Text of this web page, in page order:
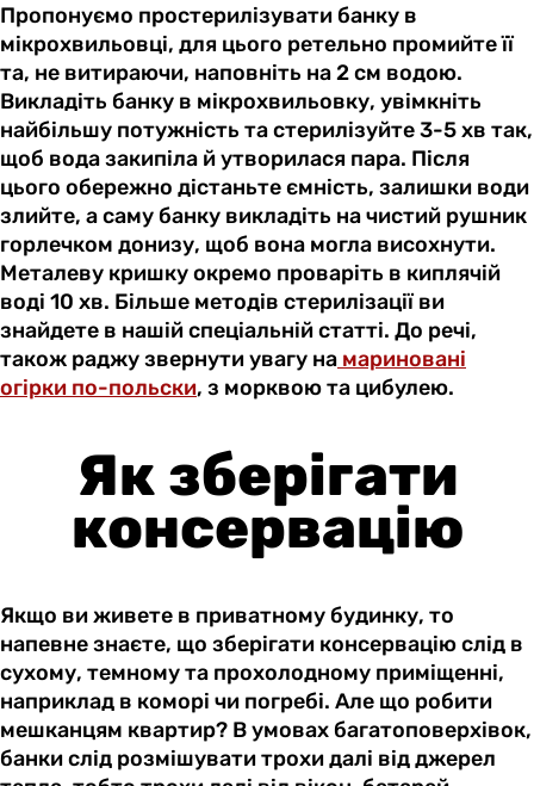
Пропонуємо простерилізувати банку в
мікрохвильовці, для цього ретельно промийте її
та, не витираючи, наповніть на 2 см водою.
Викладіть банку в мікрохвильовку, увімкніть
найбільшу потужність та стерилізуйте 3-5 хв так,
щоб вода закипіла й утворилася пара. Після
цього обережно дістаньте ємність, залишки води
злийте, а саму банку викладіть на чистий рушник
горлечком донизу, щоб вона могла висохнути.
Металеву кришку окремо проваріть в киплячій
воді 10 хв. Більше методів стерилізації ви
знайдете в нашій спеціальній статті. До речі,
також раджу звернути увагу на мариновані
огірки по-польски, з морквою та цибулею.
Як зберігати
консервацію
Якщо ви живете в приватному будинку, то
напевне знаєте, що зберігати консервацію слід в
сухому, темному та прохолодному приміщенні,
наприклад в коморі чи погребі. Але що робити
мешканцям квартир? В умовах багатоповерхівок,
банки слід розмішувати трохи далі від джерел